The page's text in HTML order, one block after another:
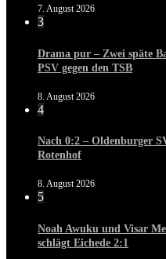
7. August 2026
3
Drama pur – Zwei späte
PSV gegen den TSB
8. August 2026
4
Nach 0:2 – Oldenburger
Rotenhof
8. August 2026
5
Noah Awuku und Visar
schlägt Eichede 2:1